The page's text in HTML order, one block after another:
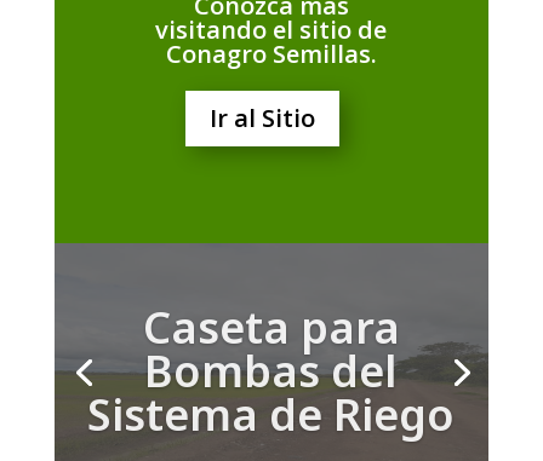
visitando el sitio de
Conagro Semillas.
Ir al Sitio
Caseta para
Bombas del
Sistema de Riego